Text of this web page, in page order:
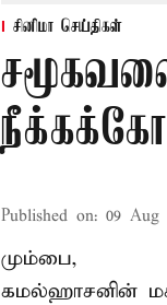
சினிமா செய்திகள்
Published on: 09 Aug
மும்பை,
கமல்ஹாசனின்